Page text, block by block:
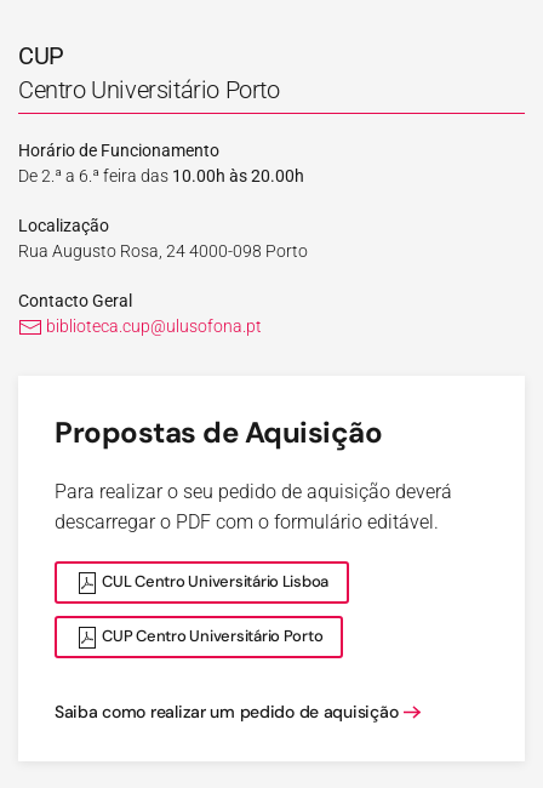
CUP
Centro Universitário Porto
Horário de Funcionamento
De 2.ª a 6.ª feira das 10.00h às 20.00h
Localização
Rua Augusto Rosa, 24 4000-098 Porto
Contacto Geral
biblioteca.cup@ulusofona.pt
Propostas de Aquisição
Para realizar o seu pedido de aquisição deverá
descarregar o PDF com o formulário editável.
CUL Centro Universitário Lisboa
CUP Centro Universitário Porto
Saiba como realizar um pedido de aquisição